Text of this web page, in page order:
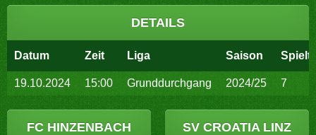
DETAILS
Datum Zeit Liga Saison
19.10.2024 15:00 Grunddurchgang 2024/25 7
FC HINZENBACH SV CROATIA LINZ